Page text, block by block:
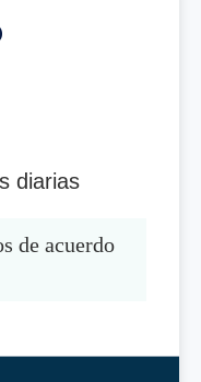
diarias
de acuerdo